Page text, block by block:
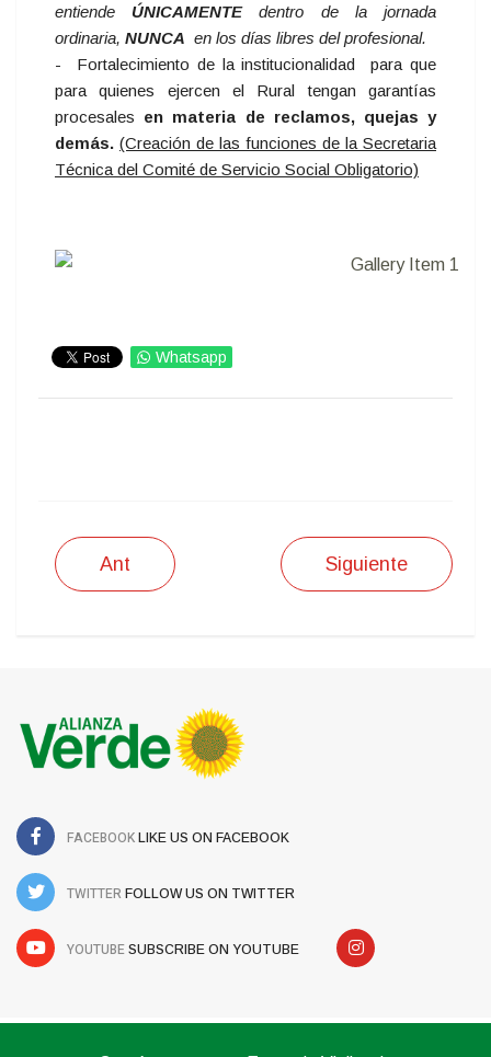
entiende ÚNICAMENTEdentro de la jornada
ordinaria, NUNCA en los días libres del profesional.
- Fortalecimiento de la institucionalidad para que
para quienes ejercen el Rural
tengan garantías
procesales en materia de reclamos, quejas y
demás. (Creación de las funciones de la Secretaria
Técnica del Comité de Servicio Social Obligatorio)
Whatsapp
Ant Siguiente
FACEBOOK LIKE US ON FACEBOOK
TWITTER FOLLOW US ON TWITTER
YOUTUBE SUBSCRIBE ON YOUTUBE